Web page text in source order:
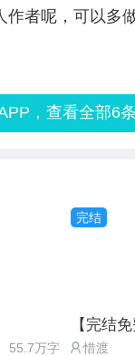
作者呢，可以多
，查看全部6
55.7万字
完结
【完结
惜渡